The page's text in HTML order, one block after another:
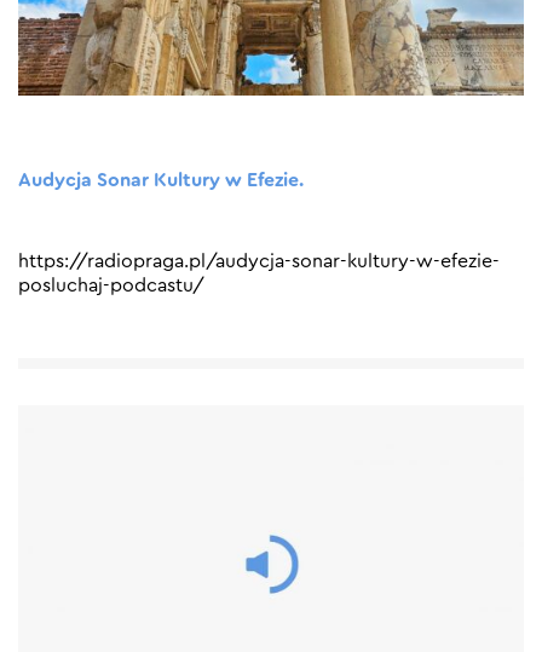
Audycja Sonar Kultury w Efezie.
https://radiopraga.pl/audycja-sonar-kultury-w-efezie-
posluchaj-podcastu/